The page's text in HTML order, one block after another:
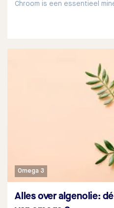
Chroom is een essentieel
Omega 3
Alles over algenolie: